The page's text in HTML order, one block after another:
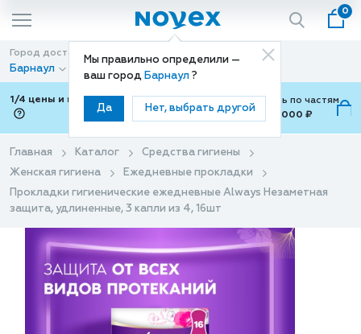
Мы правильно определили —
ваш город Барнаул ?
Да Нет, выбрать другой
0
Город доставки
Барнаул
Способ доставки
Доставка
1/4 цены и покупки ваши с Подели
Можно оплатить по частям
от 700 ₽ до 15,000 ₽
Главная Каталог
Средства гигиены
Женская гигиена
Ежедневные прокладки
Прокладки гигиенические ежедневные Always Незаметная
защита, удлиненные, 3 капли из 4, 16шт